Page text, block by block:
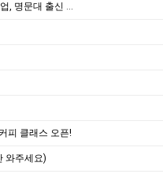
INSPIRICA ACADEMY
피 클래스 오픈!
와주세요)